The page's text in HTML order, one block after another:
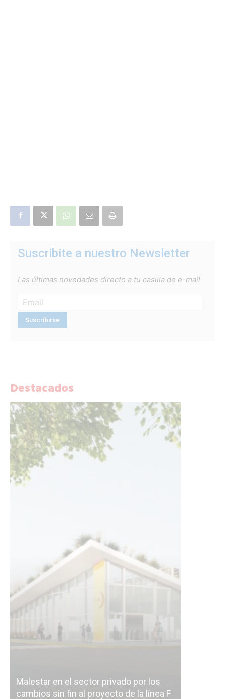
Suscribite a nuestro Newsletter
Las últimas novedades directo a tu casilla de e-mail
Destacados
Malestar en el sector privado por los
cambios sin fin al proyecto de la línea F